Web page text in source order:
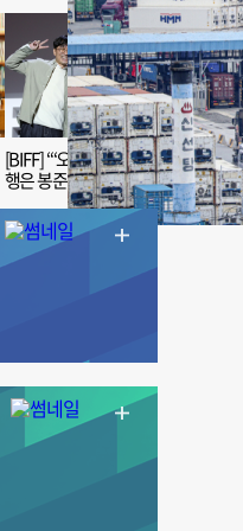
[BIFF] “‘오징어 게임’ 흥
행은 봉준호 감독 ‘1인
치 장벽’ 무너진 순간”